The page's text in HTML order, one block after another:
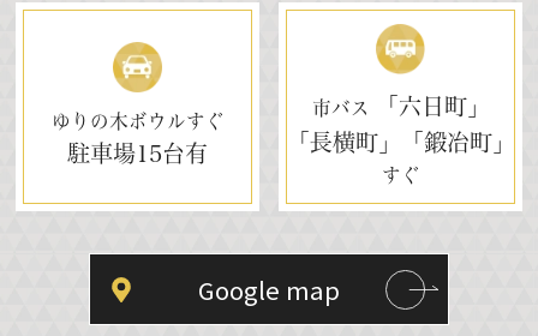
Google map
ゆりの木ボウルすぐ
駐車場15台有
市バス
「六日町」
「長横町」「鍛冶町」
すぐ